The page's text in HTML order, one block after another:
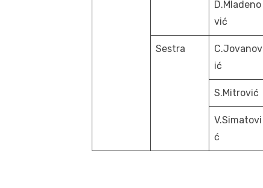
D.Mladeno
vić
Sestra
C.Jovanov
ić
S.Mitrović
V.Simatovi
ć